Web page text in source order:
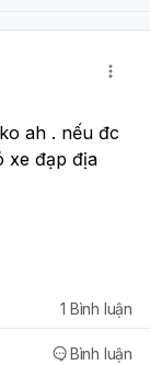
ah . nếu đc
xe đạp địa
Bình luận
1 Bình luận